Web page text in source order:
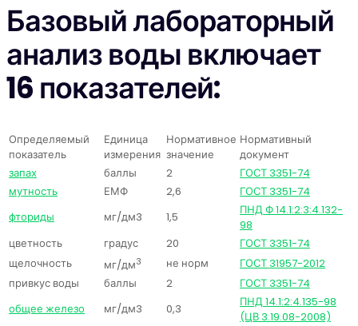
Базовый лабораторный
анализ воды включает
16 показателей:
Определяемый
показатель
Единица
измерения
Нормативное
значение
Нормативный
документ
запах
баллы 2
ГОСТ 3351-74
мутность
ЕМФ 2,6
ГОСТ 3351-74
фториды
мг/дм3 1,5
ПНД Ф 14.1:2:3:4.132-
98
цветность
градус 20
ГОСТ 3351-74
щелочность
мг/дм3 не норм
ГОСТ 31957-2012
привкус воды
баллы 2
ГОСТ 3351-74
общее железо
мг/дм3 0,3
ПНД 14.1:2:4.135-98
(ЦВ 3.19.08-2008)